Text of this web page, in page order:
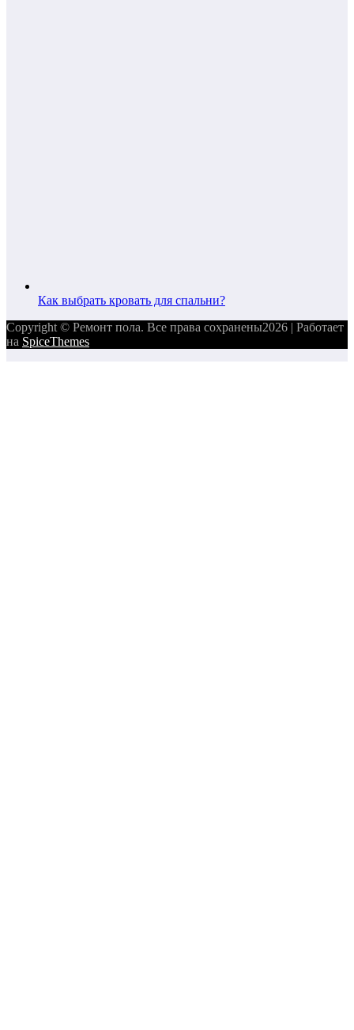
Как выбрать кровать для спальни?
Copyright © Ремонт пола. Все права сохранены2026 | Работает
на SpiceThemes